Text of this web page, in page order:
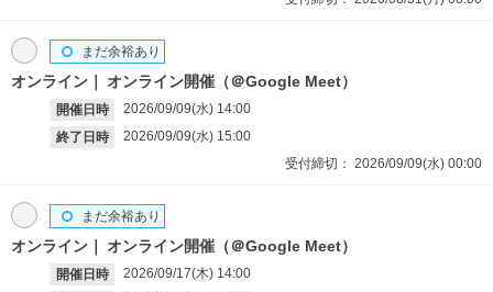
オンライン オンライン開催（＠Google Meet）
開催日時 2026/09/09(水) 14:00
終了日時
2026/09/09(水) 15:00
まだ余裕あり
受付締切： 2026/09/09(水) 00:00
オンライン オンライン開催（＠Google Meet）
開催日時 2026/09/17(木) 14:00
まだ余裕あり